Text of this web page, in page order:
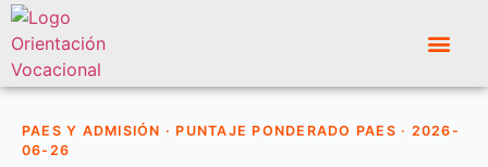
PAES Y ADMISIÓN · PUNTAJE PONDERADO PAES · 2026-
06-26